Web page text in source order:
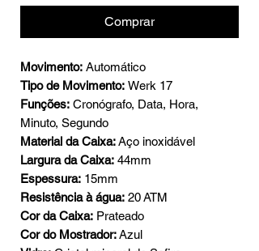
Comprar
Movimento: Automático
Tipo de Movimento: Werk 17
Funções: Cronógrafo, Data, Hora,
Minuto, Segundo
Material da Caixa:Aço inoxidável
Largura da Caixa: 44mm
Espessura: 15mm
Resistência à água: 20 ATM
Cor da Caixa: Prateado
Cor do Mostrador:Azul